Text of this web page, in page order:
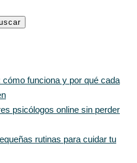
cómo funciona y por qué cada
psicólogos online sin perder
rutinas para cuidar tu